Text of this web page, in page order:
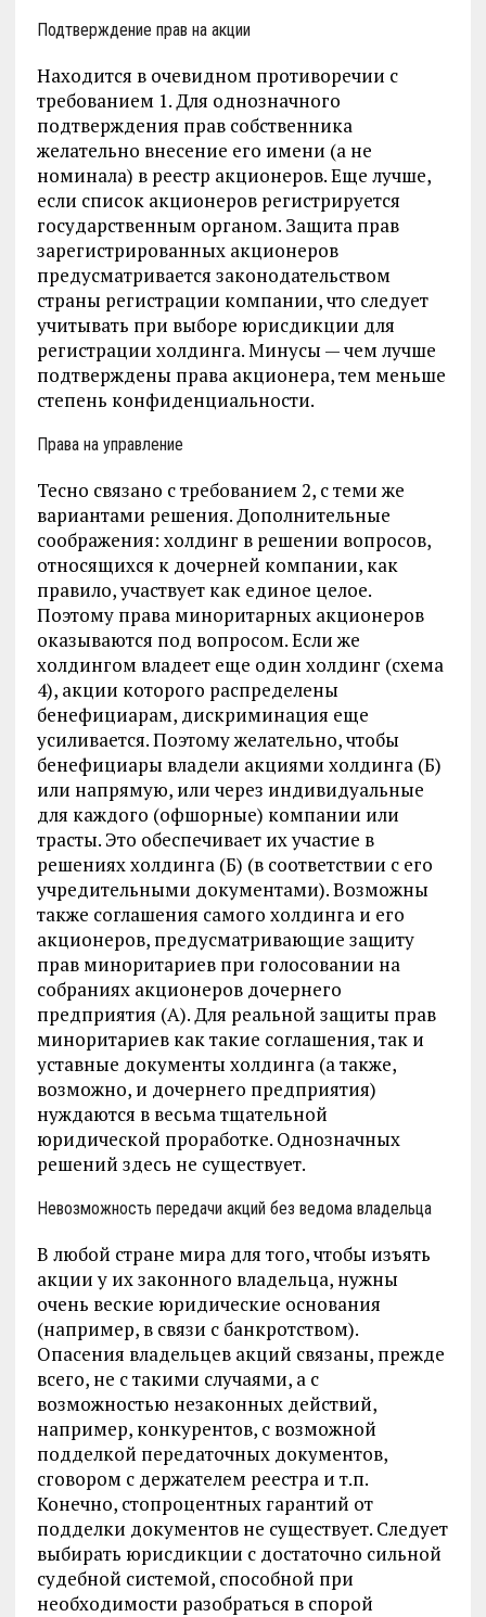
Подтверждение прав на акции
Находится в очевидном противоречии с
требованием 1. Для однозначного
подтверждения прав собственника
желательно внесение его имени (а не
номинала) в реестр акционеров. Еще лучше,
если список акционеров регистрируется
государственным органом. Защита прав
зарегистрированных акционеров
предусматривается законодательством
страны регистрации компании, что следует
учитывать при выборе юрисдикции для
регистрации холдинга. Минусы — чем лучше
подтверждены права акционера, тем меньше
степень конфиденциальности.
Права на управление
Тесно связано с требованием 2, с теми же
вариантами решения. Дополнительные
соображения: холдинг в решении вопросов,
относящихся к дочерней компании, как
правило, участвует как единое целое.
Поэтому права миноритарных акционеров
оказываются под вопросом. Если же
холдингом владеет еще один холдинг (схема
4), акции которого распределены
бенефициарам, дискриминация еще
усиливается. Поэтому желательно, чтобы
бенефициары владели акциями холдинга (Б)
или напрямую, или через индивидуальные
для каждого (офшорные) компании или
трасты. Это обеспечивает их участие в
решениях холдинга (Б) (в соответствии с его
учредительными документами). Возможны
также соглашения самого холдинга и его
акционеров, предусматривающие защиту
прав миноритариев при голосовании на
собраниях акционеров дочернего
предприятия (А). Для реальной защиты прав
миноритариев как такие соглашения, так и
уставные документы холдинга (а также,
возможно, и дочернего предприятия)
нуждаются в весьма тщательной
юридической проработке. Однозначных
решений здесь не существует.
Невозможность передачи акций без ведома владельца
В любой стране мира для того, чтобы изъять
акции у их законного владельца, нужны
очень веские юридические основания
(например, в связи с банкротством).
Опасения владельцев акций связаны, прежде
всего, не с такими случаями, а с
возможностью незаконных действий,
например, конкурентов, с возможной
подделкой передаточных документов,
сговором с держателем реестра и т.п.
Конечно, стопроцентных гарантий от
подделки документов не существует. Следует
выбирать юрисдикции с достаточно сильной
судебной системой, способной при
необходимости разобраться в спорой